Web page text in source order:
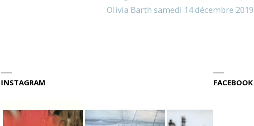
Olivia Barth samedi 14 décembre 2019
INSTAGRAM FACEBOOK